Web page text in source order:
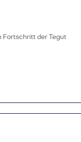
Fortschritt der Tegut